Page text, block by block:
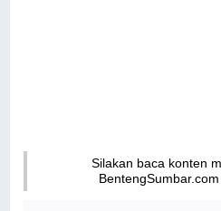
Silakan baca konten